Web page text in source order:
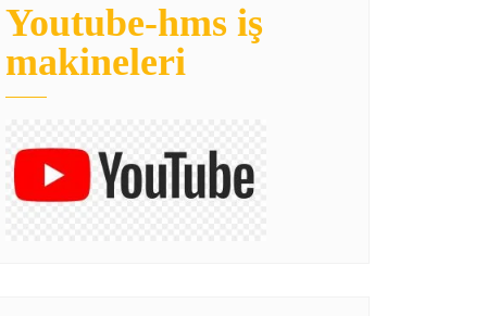
Youtube-hms iş
makineleri